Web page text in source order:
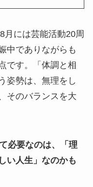
月には芸能活動20周
中でありながらも
です。「体調と相
姿勢は、無理をし
そのバランスを大
必要なのは、「理
い人生」なのかも